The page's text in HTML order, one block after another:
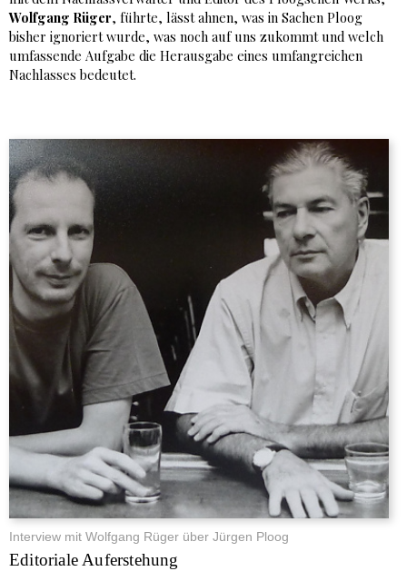
Wolfgang Rüger, führte, lässt ahnen, was in Sachen Ploog
bisher ignoriert wurde, was noch auf uns zukommt und welch
umfassende Aufgabe die Herausgabe eines umfangreichen
Nachlasses bedeutet.
Interview mit Wolfgang Rüger über Jürgen Ploog
Editoriale Auferstehung